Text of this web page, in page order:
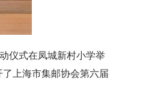
仪式在凤城新村小学举
了上海市集邮协会第六届